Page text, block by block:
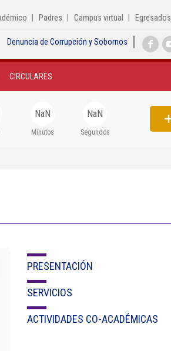
Padres Campus virtual Egresados
Denuncia de Corrupción y Sobornos
CIRCULARES
NaN
Minutos
NaN
Segundos
PRESENTACIÓN
SERVICIOS
ACTIVIDADES CO-ACADÉMICAS
Egresados
Formación
Académico